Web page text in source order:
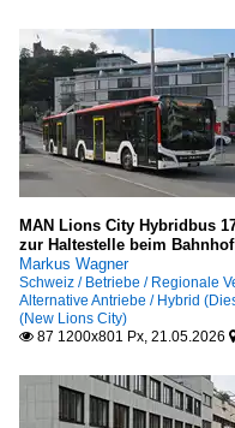
MAN Lions City Hybridbus
zur Haltestelle beim
Markus Wagner
Schweiz / Betriebe / Regionale
Alternative Antriebe / Hybrid
(New Lions City)
 87 1200x801 Px, 21.05.2026